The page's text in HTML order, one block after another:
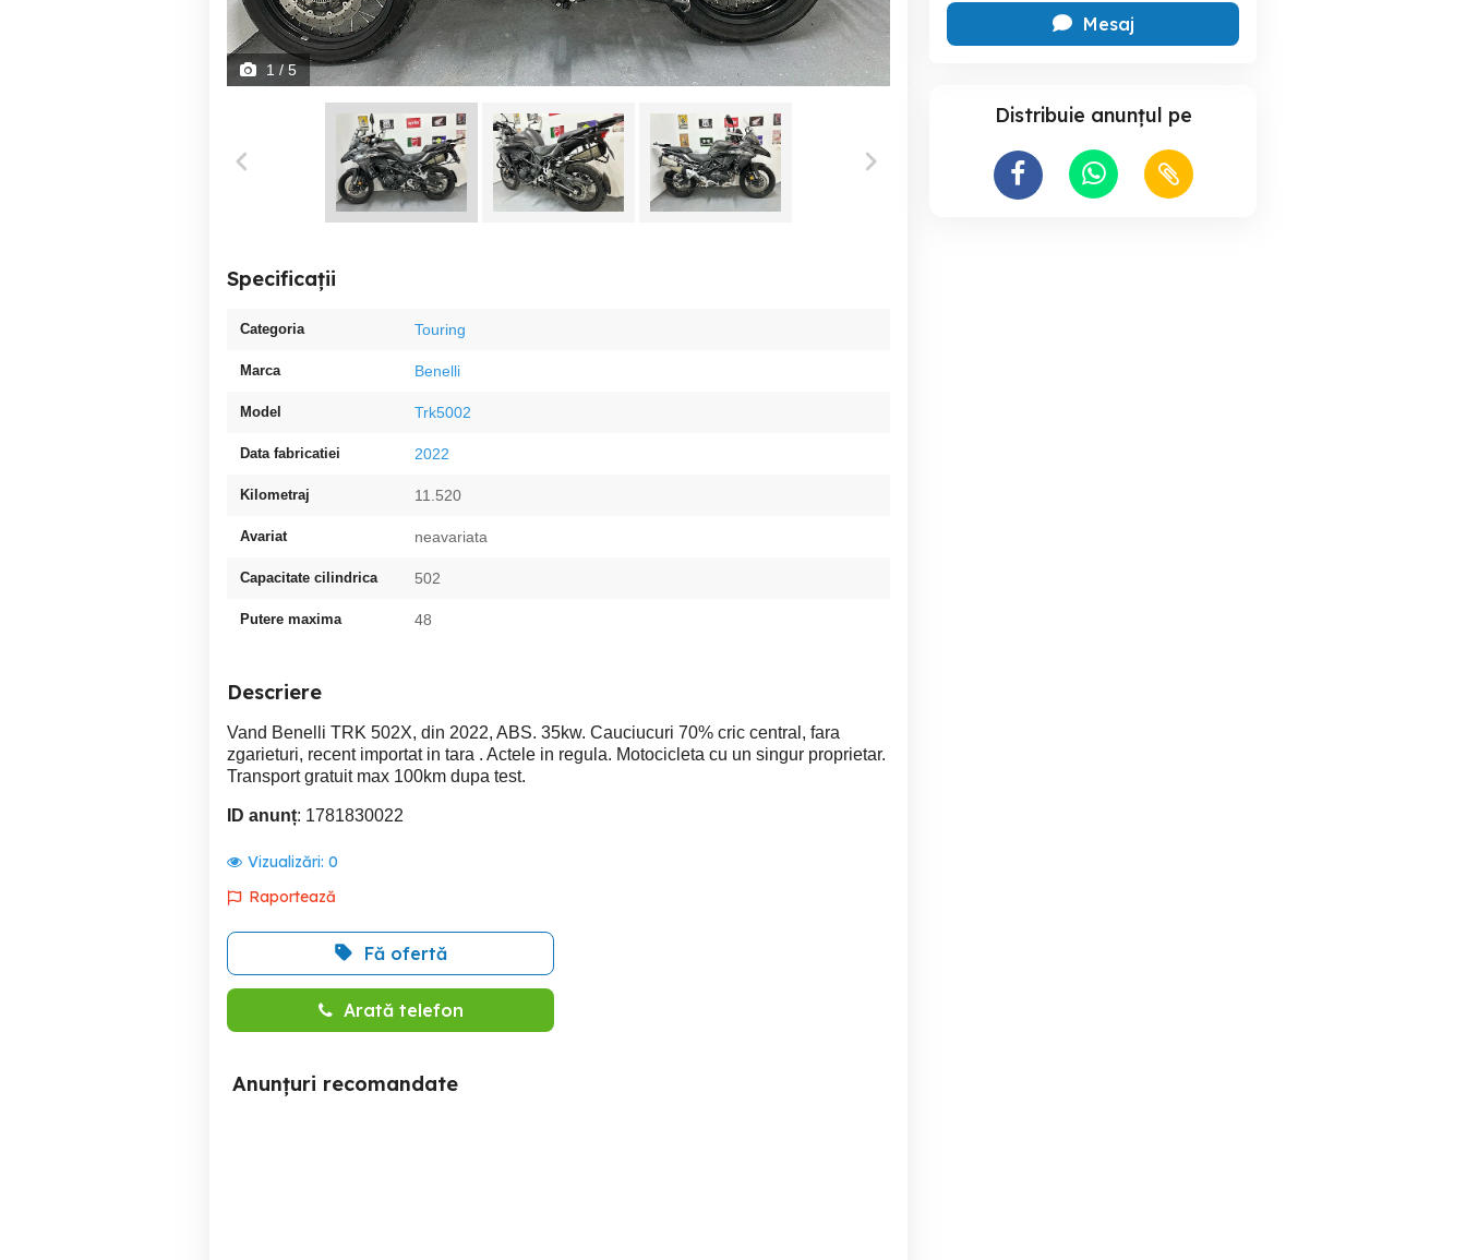
1 / 5
Specificații
Categoria Touring
Marca Benelli
Model Trk5002
Data fabricatiei 2022
Kilometraj 11.520
Avariat neavariata
Capacitate cilindrica 502
Putere maxima 48
Descriere
Vand Benelli TRK 502X, din 2022, ABS. 35kw. Cauciucuri 70% cric central, fara
zgarieturi, recent importat in tara . Actele in regula. Motocicleta cu un singur proprietar.
Transport gratuit max 100km dupa test.
ID anunț: 1781830022
Vizualizări: 0
Raportează
Fă ofertă
Arată telefon
Anunțuri recomandate
Mesaj
Distribuie anunțul pe